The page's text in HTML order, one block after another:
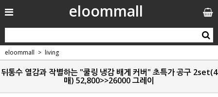
eloommall
eloommall living
뒤통수 열감과 작별하는 "쿨링 냉감 배게 커버" 초특가 공구 2set(4
매) 52,800>>26000 그레이